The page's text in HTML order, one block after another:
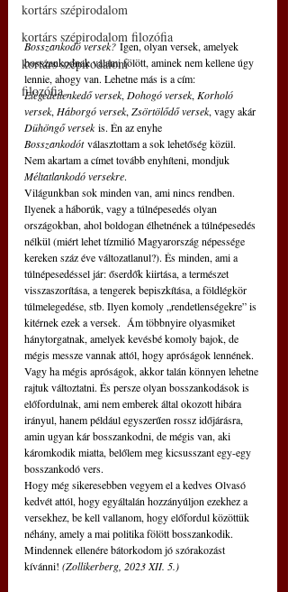
kortárs szépirodalom
kortárs szépirodalom filozófia
kortárs szépirodalom
filozófia
Bosszankodó versek? Igen, olyan versek, amelyek
bosszankodnak valami fölött, aminek nem kellene úgy
lennie, ahogy van. Lehetne más is a cím:
Elégedetlenkedő versek, Dohogó versek, Korholó
versek, Háborgó versek, Zsörtölődő versek, vagy akár
Dühöngő versek is. Én az enyhe
Bosszankodót választottam a sok lehetőség közül.
Nem akartam a címet tovább enyhíteni, mondjuk
Méltatlankodó versekre.
Világunkban sok minden van, ami nincs rendben.
Ilyenek a háborúk, vagy a túlnépesedés olyan
országokban, ahol boldogan élhetnének a túlnépesedés
nélkül (miért lehet tízmilió Magyarország népessége
kereken száz éve változatlanul?). És minden, ami a
túlnépesedéssel jár: őserdők kiirtása, a természet
visszaszorítása, a tengerek bepiszkítása, a földlégkör
túlmelegedése, stb. Ilyen komoly „rendetlenségekre” is
kitérnek ezek a versek.  Ám többnyire olyasmiket
hánytorgatnak, amelyek kevésbé komoly bajok, de
mégis messze vannak attól, hogy apróságok lennének.
Vagy ha mégis apróságok, akkor talán könnyen lehetne
rajtuk változtatni. És persze olyan bosszankodások is
előfordulnak, ami nem emberek által okozott hibára
irányul, hanem például egyszerűen rossz időjárásra,
amin ugyan kár bosszankodni, de mégis van, aki
káromkodik miatta, belőlem meg kicsusszant egy-egy
bosszankodó vers.
Hogy még sikeresebben vegyem el a kedves Olvasó
kedvét attól, hogy egyáltalán hozzányúljon ezekhez a
versekhez, be kell vallanom, hogy előfordul közöttük
néhány, amely a mai politika fölött bosszankodik.
Mindennek ellenére bátorkodom jó szórakozást
kívánni! (Zollikerberg, 2023 XII. 5.)